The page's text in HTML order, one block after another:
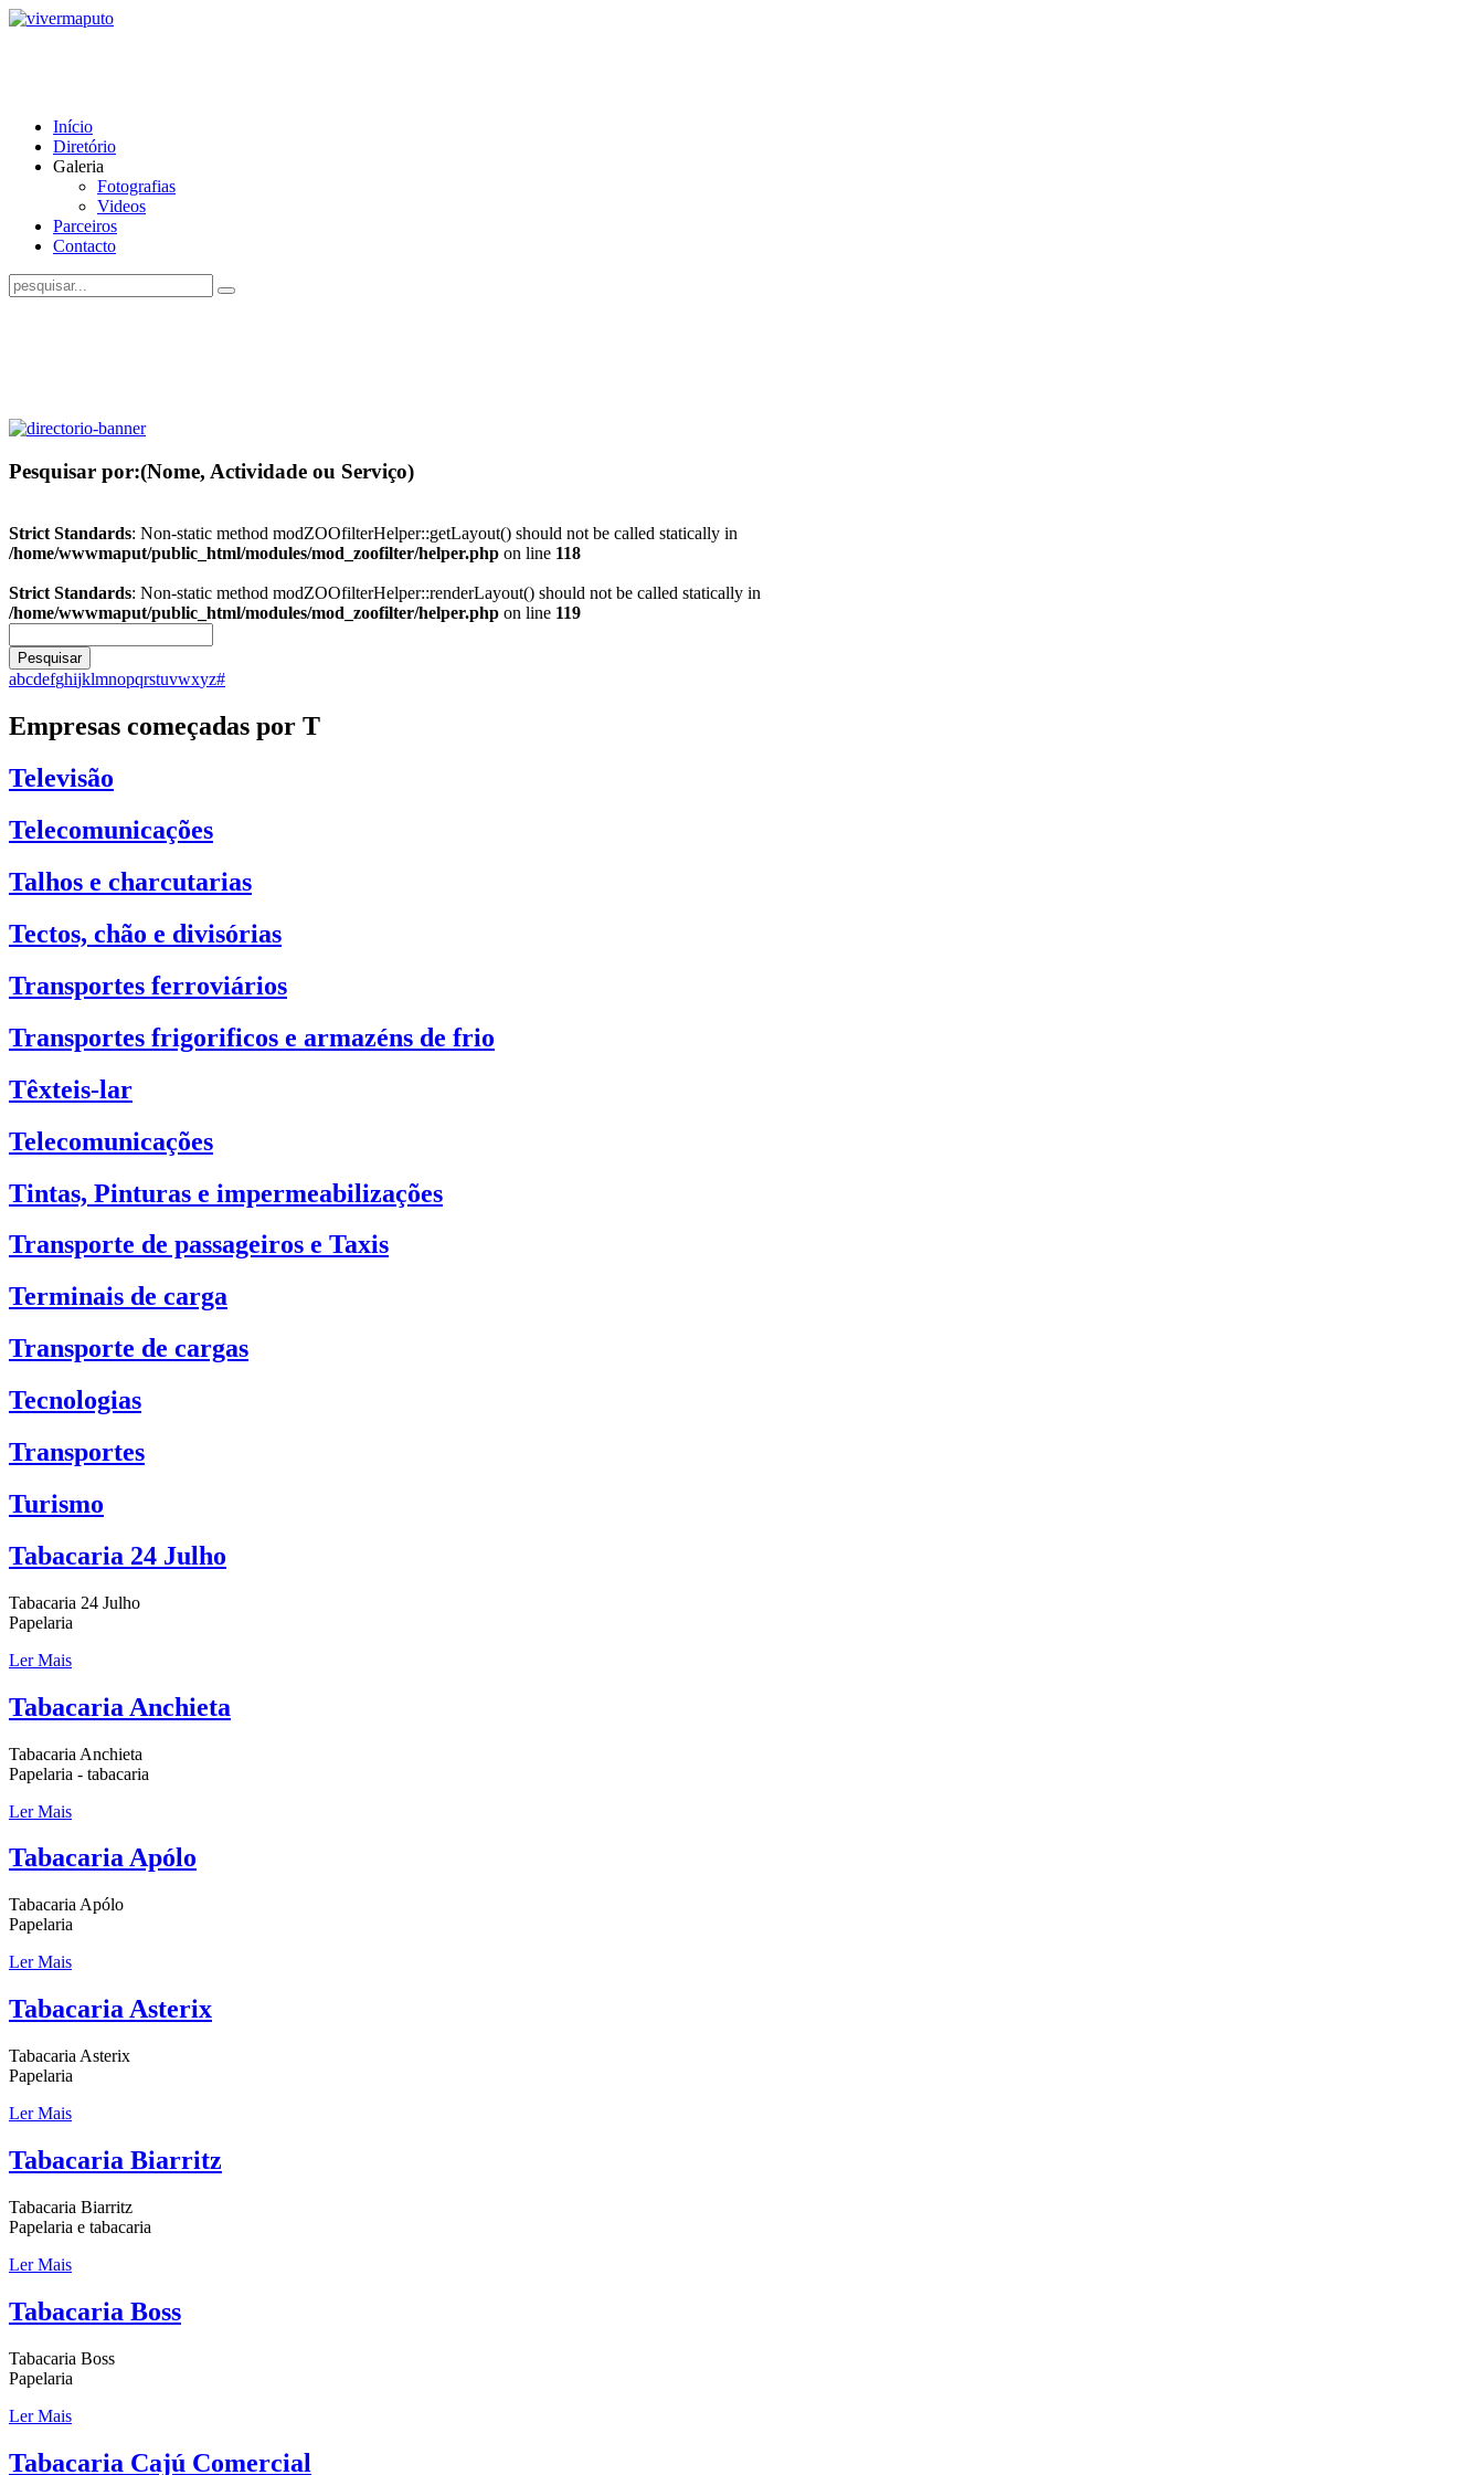
Início
Diretório
Galeria
Fotografias
Videos
Parceiros
Contacto
Pesquisar por:(Nome, Actividade ou Serviço)
Strict Standards: Non-static method modZOOfilterHelper::getLayout() should not be called statically in
/home/wwwmaput/public_html/modules/mod_zoofilter/helper.php on line 118
Strict Standards: Non-static method modZOOfilterHelper::renderLayout() should not be called statically in
/home/wwwmaput/public_html/modules/mod_zoofilter/helper.php on line 119
Pesquisar
abcdefghijklmnopqrstuvwxyz#
Empresas começadas por T
Televisão
Telecomunicações
Talhos e charcutarias
Tectos, chão e divisórias
Transportes ferroviários
Transportes frigorificos e armazéns de frio
Têxteis-lar
Telecomunicações
Tintas, Pinturas e impermeabilizações
Transporte de passageiros e Taxis
Terminais de carga
Transporte de cargas
Tecnologias
Transportes
Turismo
Tabacaria 24 Julho
Tabacaria 24 Julho
Papelaria
Ler Mais
Tabacaria Anchieta
Tabacaria Anchieta
Papelaria - tabacaria
Ler Mais
Tabacaria Apólo
Tabacaria Apólo
Papelaria
Ler Mais
Tabacaria Asterix
Tabacaria Asterix
Papelaria
Ler Mais
Tabacaria Biarritz
Tabacaria Biarritz
Papelaria e tabacaria
Ler Mais
Tabacaria Boss
Tabacaria Boss
Papelaria
Ler Mais
Tabacaria Cajú Comercial